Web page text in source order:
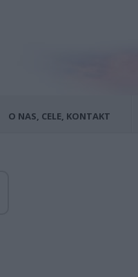
O NAS, CELE, KONTAKT